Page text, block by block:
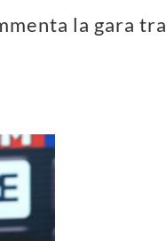
la gara tra